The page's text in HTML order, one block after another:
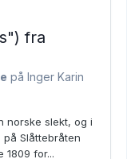
fra
på Inger Karin
norske slekt, og i
Slåttebråten
1809 for...